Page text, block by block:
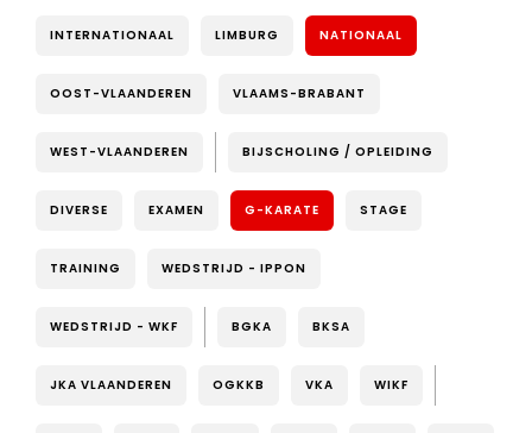
INTERNATIONAAL LIMBURG NATIONAAL
OOST-VLAANDEREN VLAAMS-BRABANT
WEST-VLAANDEREN BIJSCHOLING / OPLEIDING
DIVERSE EXAMEN G-KARATE STAGE
TRAINING WEDSTRIJD - IPPON
WEDSTRIJD - WKF BGKA BKSA
JKA VLAANDEREN OGKKB VKA WIKF